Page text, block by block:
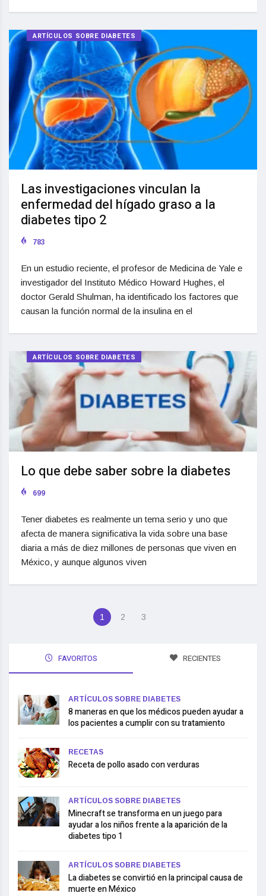
ARTÍCULOS SOBRE DIABETES
Las investigaciones vinculan la
enfermedad del hígado graso a la
diabetes tipo 2
783
En un estudio reciente, el profesor de Medicina de Yale e
investigador del Instituto Médico Howard Hughes, el
doctor Gerald Shulman, ha identificado los factores que
causan la función normal de la insulina en el
ARTÍCULOS SOBRE DIABETES
Lo que debe saber sobre la diabetes
699
Tener diabetes es realmente un tema serio y uno que
afecta de manera significativa la vida sobre una base
diaria a más de diez millones de personas que viven en
México, y aunque algunos viven
1 2 3
FAVORITOS RECIENTES
ARTÍCULOS SOBRE DIABETES
8 maneras en que los médicos pueden ayudar a
los pacientes a cumplir con su tratamiento
RECETAS
Receta de pollo asado con verduras
ARTÍCULOS SOBRE DIABETES
Minecraft se transforma en un juego para
ayudar a los niños frente a la aparición de la
diabetes tipo 1
ARTÍCULOS SOBRE DIABETES
La diabetes se convirtió en la principal causa de
muerte en México